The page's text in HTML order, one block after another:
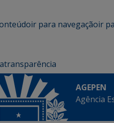
ir para navegaçãoir
transparência
AGEPEN
Agência